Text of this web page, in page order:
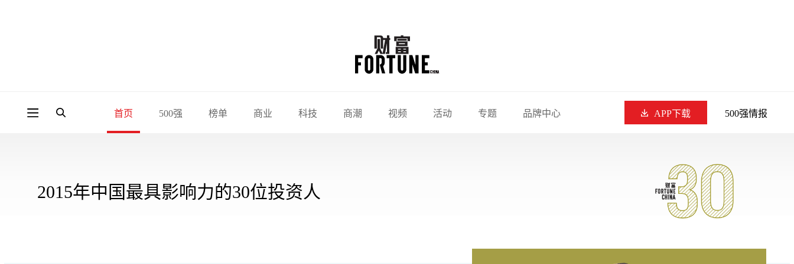
首页 500强 榜单 商业 科技 商潮 视频 活动 专题 品牌中心 APP下载 500强情报
2015年中国最具影响力的30位投资人